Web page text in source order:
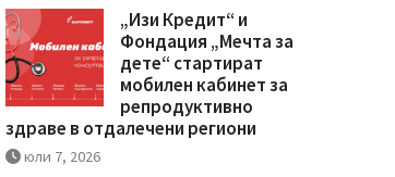
„Изи Кредит“ и
Фондация „Мечта за
дете“ стартират
мобилен кабинет за
репродуктивно
здраве в отдалечени региони
юли 7, 2026